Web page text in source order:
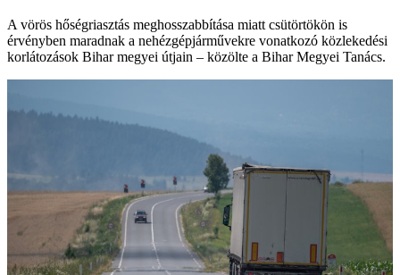
A vörös hőségriasztás meghosszabbítása miatt csütörtökön is
érvényben maradnak a nehézgépjárművekre vonatkozó közlekedési
korlátozások Bihar megyei útjain – közölte a Bihar Megyei Tanács.